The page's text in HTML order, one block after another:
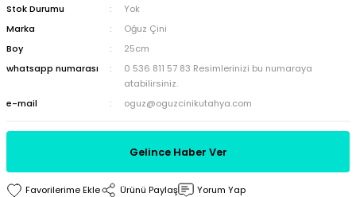
Stok Durumu
Yok
Marka
Oğuz Çini
Boy
25cm
whatsapp numarası
0 536 811 57 83 Resimlerinizi bu numaraya
atabilirsiniz.
e-mail
oguz@oguzcinikutahya.com
Gelince Haber Ver
Ürünü Paylaş Yorum Yap